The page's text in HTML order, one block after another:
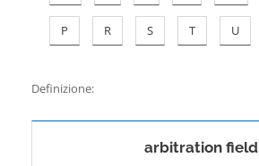
P R S T U
Definizione:
arbitration field